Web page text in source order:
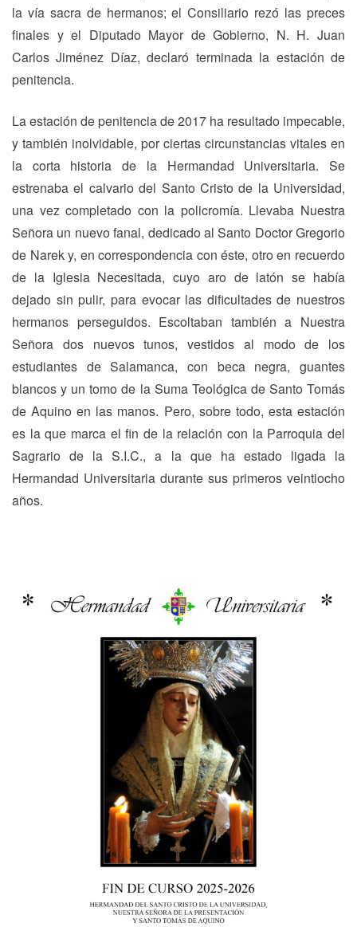
la vía sacra de hermanos; el Consiliario rezó las preces
finales y el Diputado Mayor de Gobierno, N. H. Juan
Carlos Jiménez Díaz, declaró terminada la estación de
penitencia.
La estación de penitencia de 2017 ha resultado impecable,
y también inolvidable, por ciertas circunstancias vitales en
la corta historia de la Hermandad Universitaria. Se
estrenaba el calvario del Santo Cristo de la Universidad,
una vez completado con la policromía. Llevaba Nuestra
Señora un nuevo fanal, dedicado al Santo Doctor Gregorio
de Narek y, en correspondencia con éste, otro en recuerdo
de la Iglesia Necesitada, cuyo aro de latón se había
dejado sin pulir, para evocar las dificultades de nuestros
hermanos perseguidos. Escoltaban también a Nuestra
Señora dos nuevos tunos, vestidos al modo de los
estudiantes de Salamanca, con beca negra, guantes
blancos y un tomo de la Suma Teológica de Santo Tomás
de Aquino en las manos. Pero, sobre todo, esta estación
es la que marca el fin de la relación con la Parroquia del
Sagrario de la S.I.C., a la que ha estado ligada la
Hermandad Universitaria durante sus primeros veintiocho
años.
de
entradas